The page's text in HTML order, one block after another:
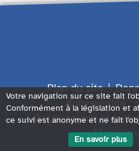
Plan du site
Accessibilité :
Accès sourds et
Votre navigation sur ce site fait
Conformément à la législation et
ce suivi est anonyme et ne fait
En savoir plus